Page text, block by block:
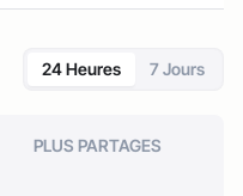
24 Heures 7 Jours
PLUS PARTAGES